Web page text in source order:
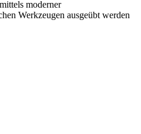
moderner
Werkzeugen ausgeübt werden